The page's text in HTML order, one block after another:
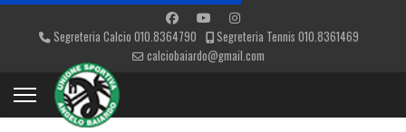
Segreteria Calcio 010.8364790
Segreteria Tennis 010.8361469
calciobaiardo@gmail.com